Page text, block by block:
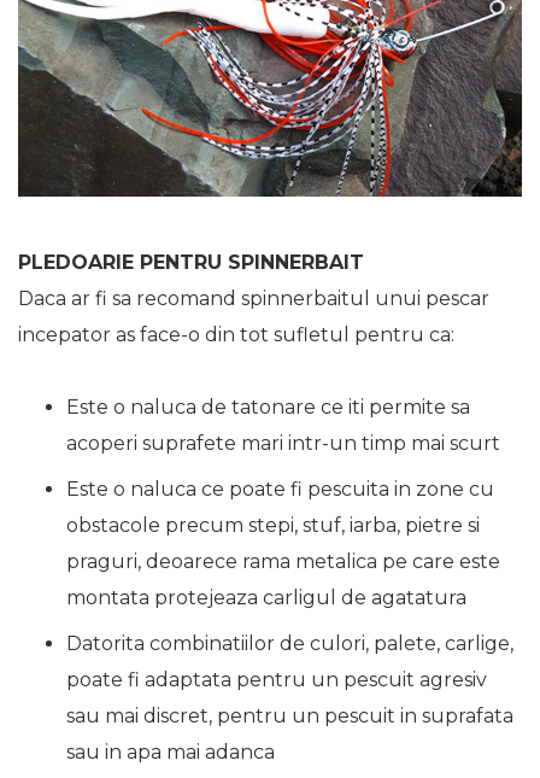
PLEDOARIE PENTRU SPINNERBAIT
Daca ar fi sa recomand spinnerbaitul unui pescar
incepator as face-o din tot sufletul pentru ca:
Este o naluca de tatonare ce iti permite sa
acoperi suprafete mari intr-un timp mai scurt
Este o naluca ce poate fi pescuita in zone cu
obstacole precum stepi, stuf, iarba, pietre si
praguri, deoarece rama metalica pe care este
montata protejeaza carligul de agatatura
Datorita combinatiilor de culori, palete, carlige,
poate fi adaptata pentru un pescuit agresiv
sau mai discret, pentru un pescuit in suprafata
sau in apa mai adanca